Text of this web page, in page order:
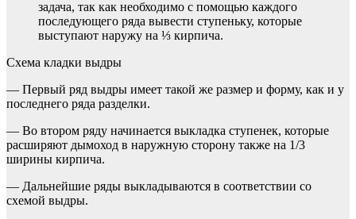
задача, так как необходимо с помощью каждого
последующего ряда вывести ступеньку, которые
выступают наружу на ⅓ кирпича.
Схема кладки выдры
— Первый ряд выдры имеет такой же размер и форму, как и у
последнего ряда разделки.
— Во втором ряду начинается выкладка ступенек, которые
расширяют дымоход в наружную сторону также на 1/3
ширины кирпича.
— Дальнейшие ряды выкладываются в соответствии со
схемой выдры.